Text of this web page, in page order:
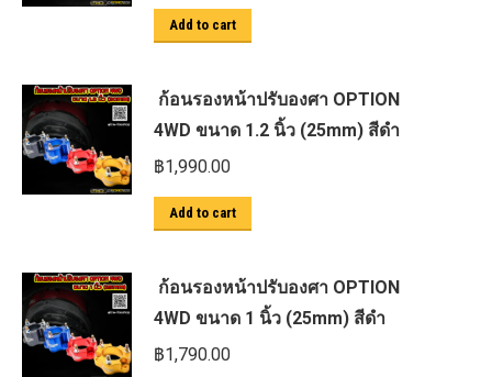
Add to cart
ก้อนรองหน้าปรับองศา OPTION
4WD ขนาด 1.2 นิ้ว (25mm) สีดำ
฿1,990.00
Add to cart
ก้อนรองหน้าปรับองศา OPTION
4WD ขนาด 1 นิ้ว (25mm) สีดำ
฿1,790.00